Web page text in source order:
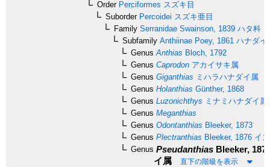
OrderPerciformes スズキ目
SuborderPercoidei スズキ亜目
Family Serranidae Swainson, 1839 ハタ科
Subfamily Anthiinae Poey, 1861 ハナダイ
Genus Anthias Bloch, 1792
Genus Caprodon アカイサキ属
Genus Giganthias ミハラハナダイ属
Genus Holanthias Günther, 1868
Genus Luzonichthys ミナミハナダイ属
Genus Meganthias
Genus Odontanthias Bleeker, 1873
Genus Plectranthias Bleeker, 1876 イ
Genus Pseudanthias Bleeker,
イ属
直下の階級を表示